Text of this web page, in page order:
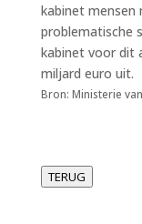
kabinet mensen
problematische
kabinet voor dit
miljard euro uit.
Bron: Ministerie
TERUG